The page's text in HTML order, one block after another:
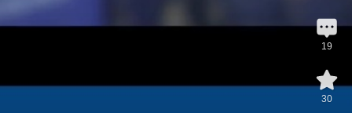
19
30